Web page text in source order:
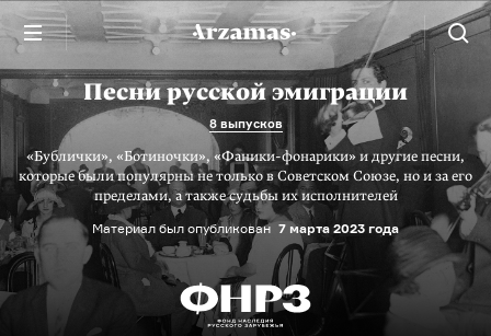
Песни русской эмиграции
8 выпусков
«Бублички», «Ботиночки», «Фаники-фонарики» и другие песни,
которые были популярны не только в Советском Союзе, но и за его
пределами, а также судьбы их исполнителей
Материал был опубликован 7 марта 2023 года